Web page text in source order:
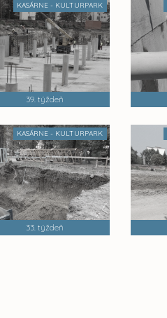
KASÁRNE - KULTURPARK
39. týždeň
KASÁRNE - KULTURPARK
33. týždeň